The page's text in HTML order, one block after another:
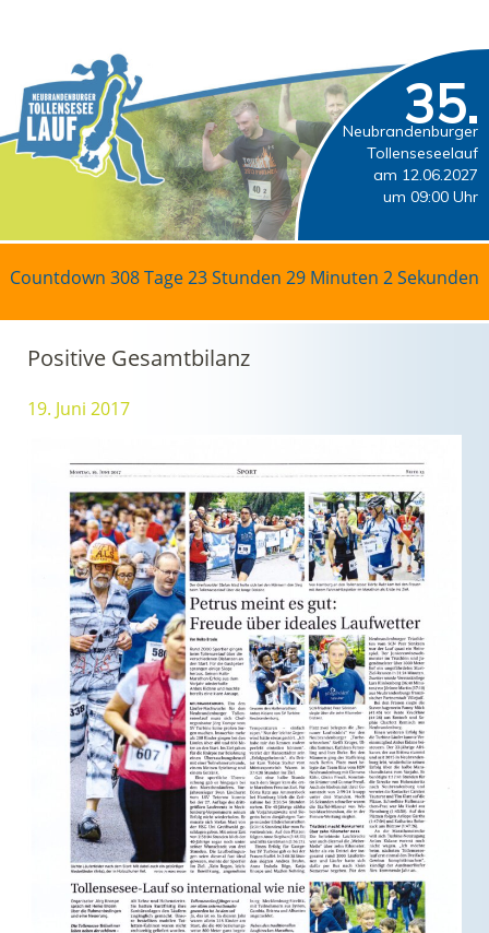
35.
Neubrandenburger
Tollenseseelauf
am 12.06.2027
um 09:00 Uhr
Countdown 308 Tage 23 Stunden 29 Minuten 2 Sekunden
Positive Gesamtbilanz
19. Juni 2017